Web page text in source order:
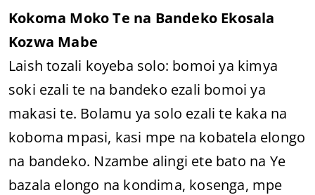
Kokoma Moko Te na Bandeko Ekosala
Kozwa Mabe
Laish tozali koyeba solo: bomoi ya kimya
soki ezali te na bandeko ezali bomoi ya
makasi te. Bolamu ya solo ezali te kaka na
koboma mpasi, kasi mpe na kobatela elongo
na bandeko. Nzambe alingi ete bato na Ye
bazala elongo na kondima, kosenga, mpe